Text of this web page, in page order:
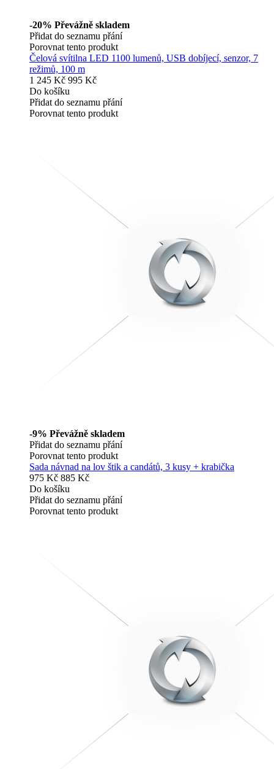
-20% Převážně skladem
Přidat do seznamu přání
Porovnat tento produkt
Čelová svítilna LED 1100 lumenů, USB dobíjecí, senzor, 7
režimů, 100 m
1 245 Kč 995 Kč
Do košíku
Přidat do seznamu přání
Porovnat tento produkt
-9% Převážně skladem
Přidat do seznamu přání
Porovnat tento produkt
Sada návnad na lov štik a candátů, 3 kusy + krabička
975 Kč 885 Kč
Do košíku
Přidat do seznamu přání
Porovnat tento produkt